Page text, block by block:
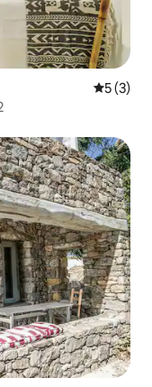
5 (3)